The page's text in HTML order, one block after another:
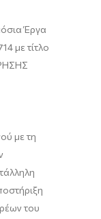
Έργα
με τίτλο
με τη
του